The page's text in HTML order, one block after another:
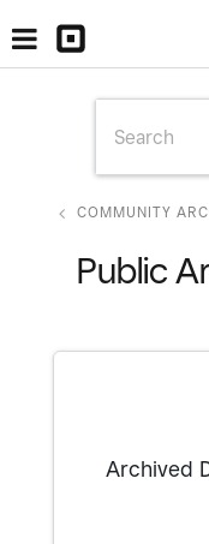
COMMUNITY
Public
Archived